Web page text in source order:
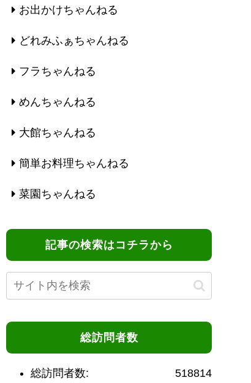
お出かけちゃんねる
どれみふぁちゃんねる
フラちゃんねる
めんちゃんねる
大館ちゃんねる
簡単お料理ちゃんねる
菜園ちゃんねる
記事の検索はコチラから
総訪問者数
518814
総訪問者数: